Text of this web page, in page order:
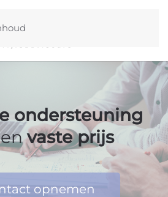
ondersteuning
vaste prijs
opnemen